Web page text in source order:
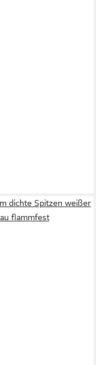
dichte Spitzen weißer
flammfest